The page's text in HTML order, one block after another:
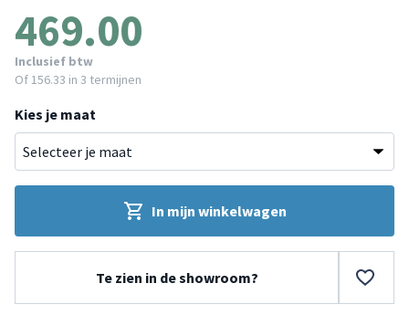
469.00
Inclusief btw
Of 156.33 in 3 termijnen
Kies je maat
In mijn winkelwagen
Te zien in de showroom?